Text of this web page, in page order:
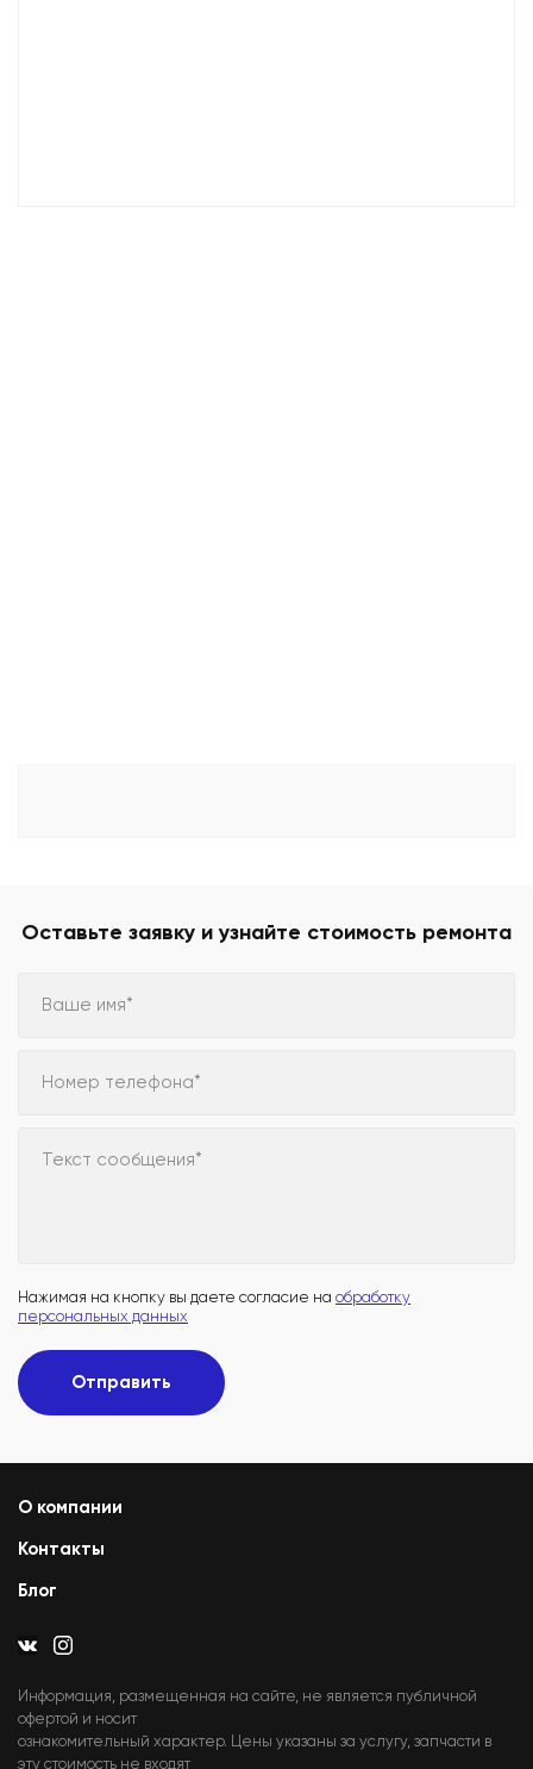
Оставьте заявку и узнайте стоимость ремонта
Ваше имя*
Номер телефона*
Текст сообщения*
Нажимая на кнопку вы даете согласие на обработку
персональных данных
Отправить
О компании
Контакты
Блог
Информация, размещенная на сайте, не является публичной
офертой и носит
ознакомительный характер. Цены указаны за услугу, запчасти в
эту стоимость не входят